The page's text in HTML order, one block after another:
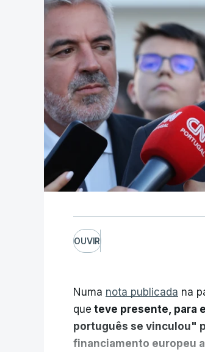
OUVIR
Numa nota publicada na
que teve presente, para
português se vinculou"
financiamento europeu